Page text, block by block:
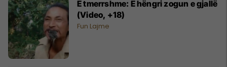
E tmerrshme: E hëngri zogun e gjallë
(Video, +18)
Fun Lajme